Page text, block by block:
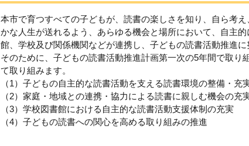
本市で育つすべての子どもが、読書の楽しさを知り、自ら考
かな人生が送れるよう、あらゆる機会と場所において、自主
館、学校及び関係機関などが連携し、子どもの読書活動推進に
そのために、子どもの読書活動推進計画第一次の5年間で取り
て取り組みます。
（1）子どもの自主的な読書活動を支える読書環境の整備・充
（2）家庭・地域との連携・協力による読書に親しむ機会の充
（3）学校図書館における自主的な読書活動支援体制の充実
（4）子どもの読書への関心を高める取り組みの推進